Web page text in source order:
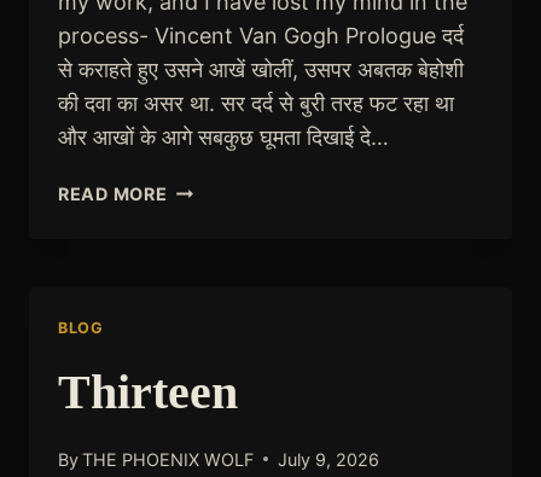
process- Vincent Van Gogh Prologue दर्द
से कराहते हुए उसने आखें खोलीं, उसपर अबतक बेहोशी
की दवा का असर था. सर दर्द से बुरी तरह फट रहा था
और आखों के आगे सबकुछ घूमता दिखाई दे…
READ MORE THE
BLOG
Thirteen
ByTHE PHOENIX WOLF July 9, 2026